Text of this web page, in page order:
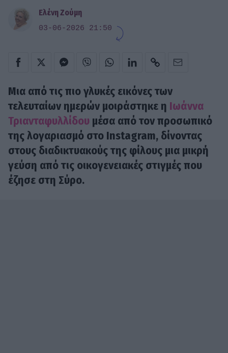
Ελένη Ζούμη
03-06-2026 21:50
Μια από τις πιο γλυκές εικόνες των
τελευταίων ημερών μοιράστηκε η Ιωάννα
Τριανταφυλλίδου μέσα από τον προσωπικό
της λογαριασμό στο Instagram, δίνοντας
στους διαδικτυακούς της φίλους μια μικρή
γεύση από τις οικογενειακές στιγμές που
έζησε στη Σύρο.